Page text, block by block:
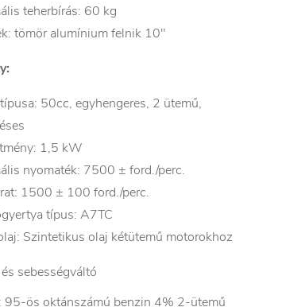
teherbírás: 60 kg
tömör alumínium felnik 10"
50cc, egyhengeres, 2 ütemű,
1,5 kW
nyomaték: 7500 ± ford./perc.
1500 ± 100 ford./perc.
típus: A7TC
Szintetikus olaj kétütemű motorokhoz
sebességváltó
95-ös oktánszámú benzin 4% 2-ütemű